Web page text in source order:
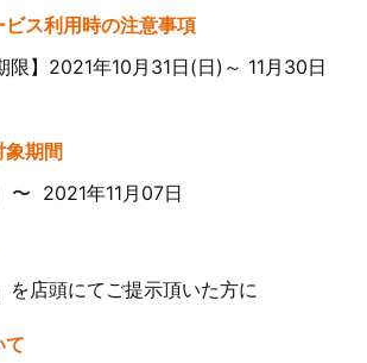
ス利用時の注意事項
限】2021年10月31日(日)～ 11月30日
象期間
〜 2021年11月07日
を店頭にてご提示頂いた方に
て